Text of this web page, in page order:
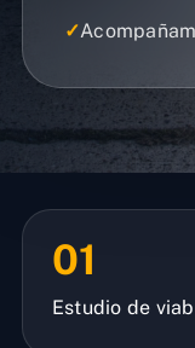
✓
01
Estudio de